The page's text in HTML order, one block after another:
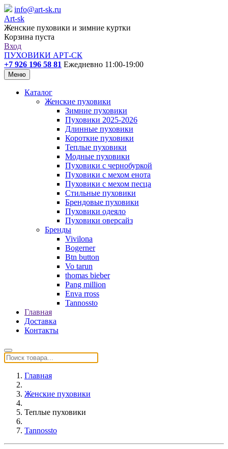
info@art-sk.ru
Art-sk
Женские пуховики и зимние куртки
Корзина пуста
Вход
ПУХОВИКИ АРТ-СК
+7 926 196 58 81 Ежедневно 11:00-19:00
Меню
Каталог
Женские пуховики
Зимние пуховики
Пуховики 2025-2026
Длинные пуховики
Короткие пуховики
Теплые пуховики
Модные пуховики
Пуховики с чернобуркой
Пуховики с мехом енота
Пуховики с мехом песца
Стильные пуховики
Брендовые пуховики
Пуховики одеяло
Пуховики оверсайз
Бренды
Vivilona
Bogerner
Btn button
Vo tarun
thomas bieber
Pang million
Enva rross
Tannossto
Главная
Доставка
Контакты
Главная
Женские пуховики
Теплые пуховики
Tannossto